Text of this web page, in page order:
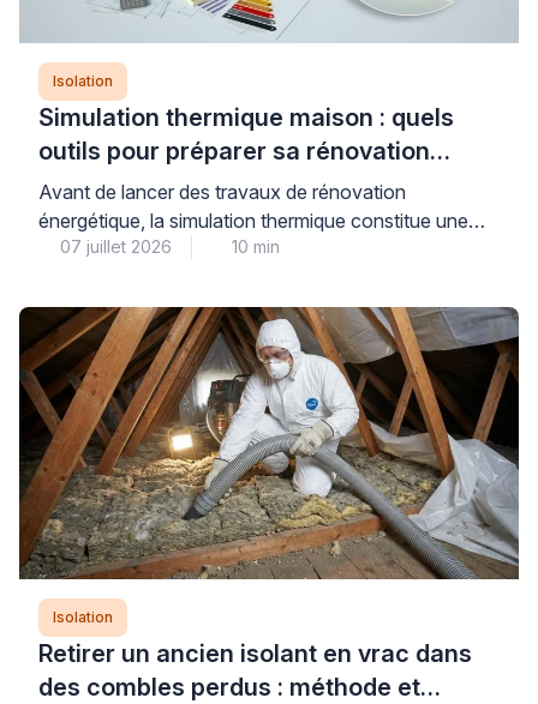
Isolation
Simulation thermique maison : quels
outils pour préparer sa rénovation
énergétique ?
Avant de lancer des travaux de rénovation
énergétique, la simulation thermique constitue une
étape déterminante pour évaluer précisément les
de consommation. Plusieurs niveaux d’analyse
existent, du simulateur gratuit en ligne à l’audit
énergétique réglementaire réalisé par un bureau
d’études qualifié, chacun répondant à des objectifs
distincts […]
07 juillet 2026 10 min
Isolation
Retirer un ancien isolant en vrac dans
des combles perdus : méthode et